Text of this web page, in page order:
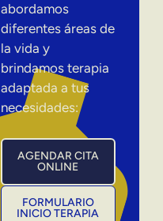
abordamos
diferentes áreas de
la vida y
brindamos terapia
adaptada a tus
necesidades:
AGENDAR CITA
ONLINE
FORMULARIO
INICIO TERAPIA